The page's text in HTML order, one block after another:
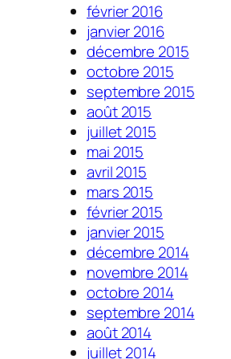
février 2016
janvier 2016
décembre 2015
octobre 2015
septembre 2015
août 2015
juillet 2015
mai 2015
avril 2015
mars 2015
février 2015
janvier 2015
décembre 2014
novembre 2014
octobre 2014
septembre 2014
août 2014
juillet 2014